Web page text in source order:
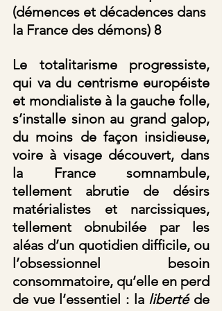
(démences et décadences dans
la France des démons) 8
Le totalitarisme progressiste,
qui va du centrisme européiste
et mondialiste à la gauche folle,
s’installe sinon au grand galop,
du moins de façon insidieuse,
voire à visage découvert, dans
la France somnambule,
tellement abrutie de désirs
matérialistes et narcissiques,
tellement obnubilée par les
aléas d’un quotidien difficile, ou
l’obsessionnel besoin
consommatoire, qu’elle en perd
de vue l’essentiel : la liberté de